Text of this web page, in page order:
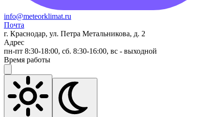
info@meteorklimat.ru
Почта
г. Краснодар, ул. Петра Метальникова, д. 2
Адрес
пн-пт 8:30-18:00, сб. 8:30-16:00, вс - выходной
Время работы